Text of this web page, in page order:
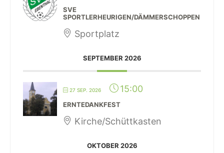
SVE
SPORTLERHEURIGEN/DÄMMERSCHOPPEN
Sportplatz
SEPTEMBER 2026
27 SEP. 2026 15:00
ERNTEDANKFEST
Kirche/Schüttkasten
OKTOBER 2026